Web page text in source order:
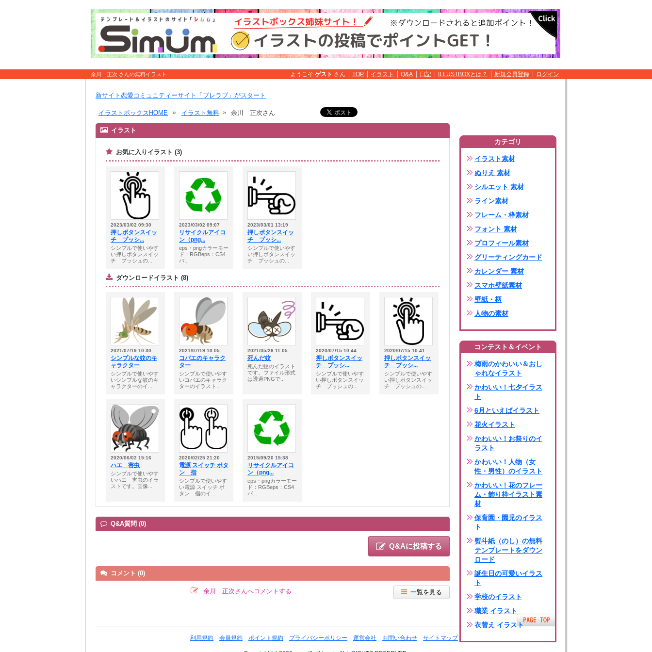
余川 正次 さんの無料イラスト ようこそ ゲスト さん TOP イラスト Q&A 日記 ILLUSTBOXとは？ 新規会員登録 ログイン
新サイト恋愛コミュニティーサイト「ブレラブ」がスタート
イラストボックスHOME イラスト無料 余川 正次さん
イラスト
お気に入りイラスト (3)
2023/03/02 09:30
押しボタンスイッ
チ プッシ...
シンプルで使いやす
い押しボタンスイッ
チ プッシュの...
2023/03/02 09:07
リサイクルアイコ
ン（png...
eps・pngカラーモー
ド：RGBeps：CS4
バ...
2023/03/01 13:19
押しボタンスイッ
チ プッシ...
シンプルで使いやす
い押しボタンスイッ
チ プッシュの...
ダウンロードイラスト (8)
2021/07/19 10:30
シンプルな蚊のキ
ャラクター
シンプルで使いやす
いシンプルな蚊のキ
ャラクターのイ...
2021/07/19 10:05
コバエのキャラク
ター
シンプルで使いやす
いコバエのキャラク
ターのイラスト...
2021/05/26 11:05
死んだ蚊
死んだ蚊のイラスト
です。ファイル形式
は透過PNGで...
2020/07/15 10:44
押しボタンスイッ
チ プッシ...
シンプルで使いやす
い押しボタンスイッ
チ プッシュの...
2020/07/15 10:41
押しボタンスイッ
チ プッシ...
シンプルで使いやす
い押しボタンスイッ
チ プッシュの...
2020/06/02 15:16
ハエ 害虫
シンプルで使いやす
いハエ 害虫のイラ
ストです。画像...
2020/02/25 21:20
電源 スイッチ ボタ
ン 指
シンプルで使いやす
い電源 スイッチ ボ
タン 指のイ...
2015/09/20 15:38
リサイクルアイコ
ン（png...
eps・pngカラーモー
ド：RGBeps：CS4
バ...
Q&A質問 (0)
Q&Aに投稿する
コメント (0)
余川 正次さんへコメントする 一覧を見る
カテゴリ
イラスト素材
ぬりえ 素材
シルエット 素材
ライン素材
フレーム・枠素材
フォント 素材
プロフィール素材
グリーティングカード
カレンダー 素材
スマホ壁紙素材
壁紙・柄
人物の素材
コンテスト＆イベント
梅雨のかわいい＆おし
ゃれなイラスト
かわいい！七夕イラス
ト
6月といえばイラスト
花火イラスト
かわいい！お祭りのイ
ラスト
かわいい！人物（女
性・男性）のイラスト
かわいい！花のフレー
ム・飾り枠イラスト素
材
保育園・園児のイラス
ト
熨斗紙（のし）の無料
テンプレートをダウン
ロード
誕生日の可愛いイラス
ト
学校のイラスト
職業 イラスト
衣替え イラスト
利用規約 会員規約 ポイント規約 プライバシーポリシー 運営会社 お問い合わせ サイトマップ